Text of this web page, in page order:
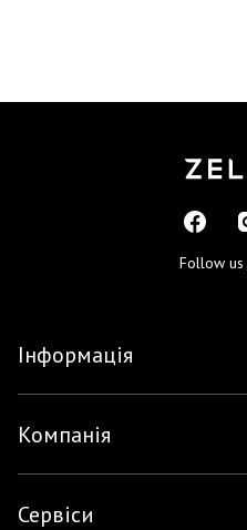
Follow us
Інформація
Компанія
Сервіси